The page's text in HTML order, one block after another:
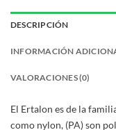
DESCRIPCIÓN
INFORMACIÓN
VALORACIONES (0)
El Ertalon es de la
como nylon, (PA) son